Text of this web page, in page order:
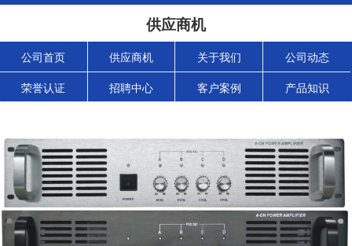
供应商机
公司首页 供应商机 关于我们 公司动态
荣誉认证 招聘中心 客户案例 产品知识